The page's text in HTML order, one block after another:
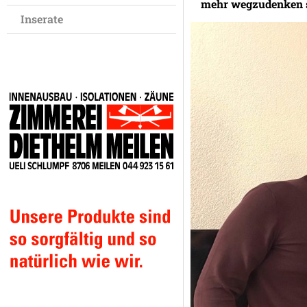
Inserate
mehr wegzudenken